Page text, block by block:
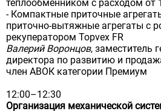
теплообменником с расходом от
- Компактные приточные
приточно-вытяжные агрегаты с
рекуператором Topvex FR
Валерий Воронцов, заместитель
директора по развитию и
член АВОК категории Премиум
12:00–12:30
Организация механической